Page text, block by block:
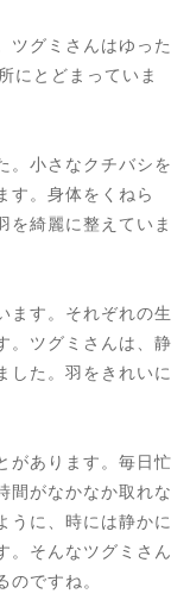
ツグミさんはゆった
にとどまっていま
。小さなクチバシを
す。身体をくねら
を綺麗に整えていま
ます。それぞれの生
。ツグミさんは、静
した。羽をきれいに
があります。毎日忙
間がなかなか取れな
うに、時には静かに
。そんなツグミさん
のですね。